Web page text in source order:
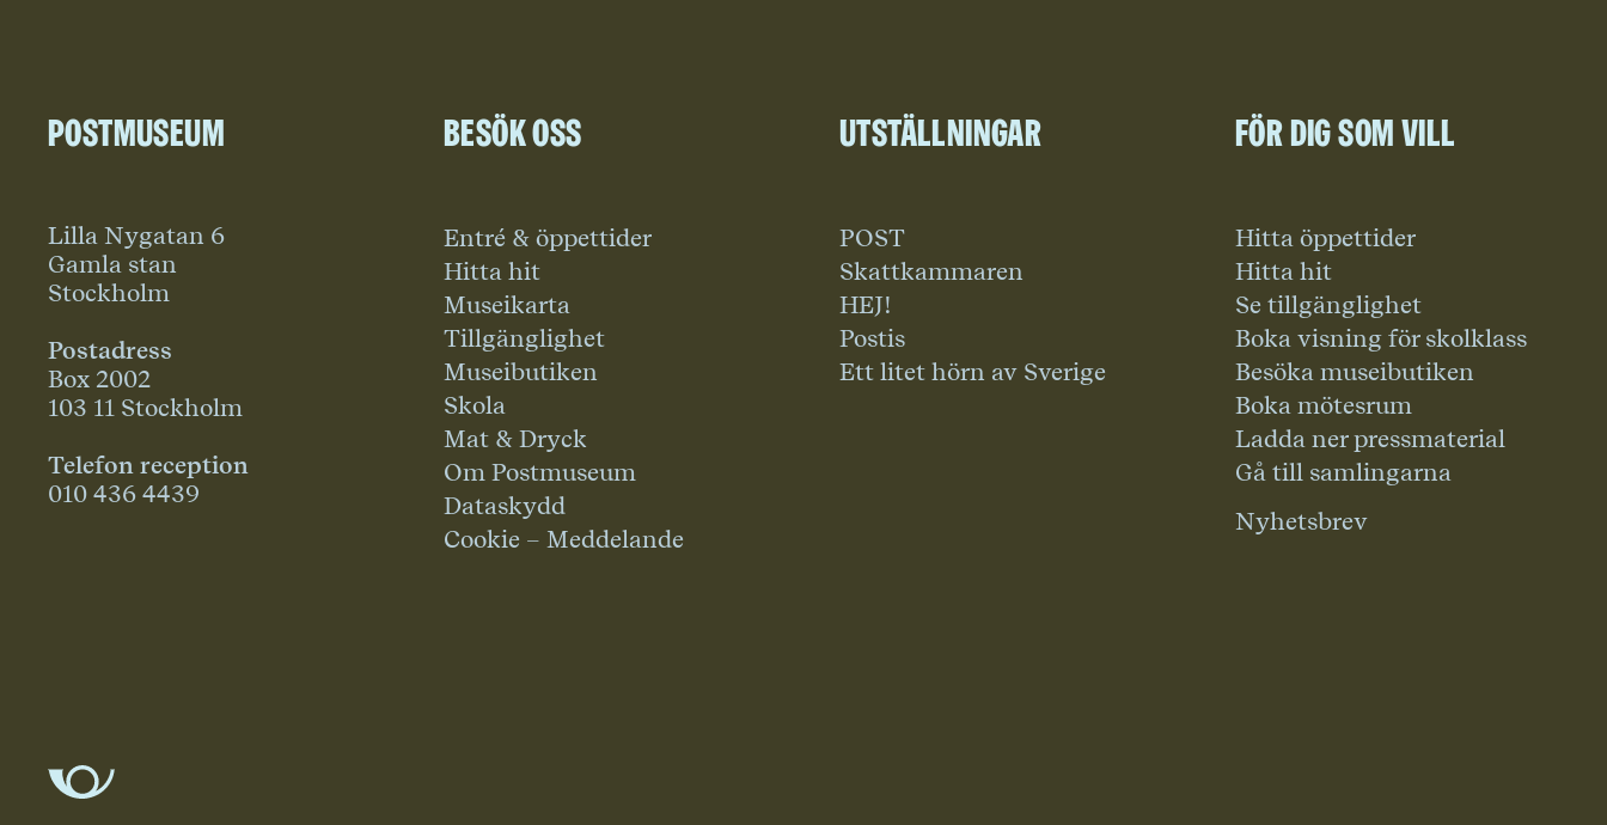
Postmuseum
Lilla Nygatan 6
Gamla stan
Stockholm
Postadress
Box 2002
103 11 Stockholm
Telefon reception
010 436 4439
Besök oss
Entré & öppettider
Hitta hit
Museikarta
Tillgänglighet
Museibutiken
Skola
Mat & Dryck
Om Postmuseum
Dataskydd
Cookie – Meddelande
Utställningar
POST
Skattkammaren
HEJ!
Postis
Ett litet hörn av Sverige
För dig som vill
Hitta öppettider
Hitta hit
Se tillgänglighet
Boka visning för skolklass
Besöka museibutiken
Boka mötesrum
Ladda ner pressmaterial
Gå till samlingarna
Nyhetsbrev